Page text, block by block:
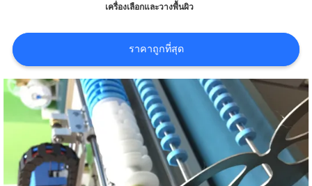
SHOPPING
ON
LINE
แผนผัง
เว็บไซต์
เครื่องเลือกและวางพื้นผิว
ราคาถูกที่สุด